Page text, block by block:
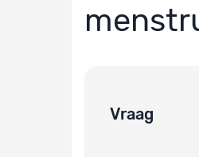
Vraag